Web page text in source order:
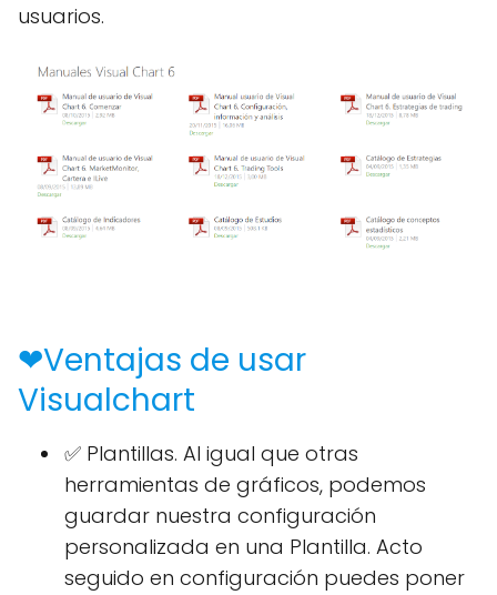
usuarios.
❤Ventajas de usar
Visualchart
✅ Plantillas. Al igual que otras
herramientas de gráficos, podemos
guardar nuestra configuración
personalizada en una Plantilla. Acto
seguido en configuración puedes poner